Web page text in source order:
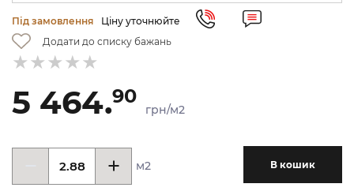
Під замовлення
Ціну уточнюйте
Додати до списку бажань
5 464.90
грн/м2
м2 В кошик